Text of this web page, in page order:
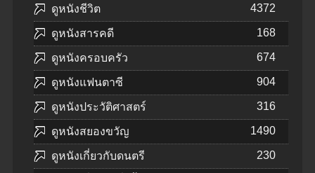
ดูหนังชีวิต 4372
ดูหนังสารคดี 168
ดูหนังครอบครัว 674
ดูหนังแฟนตาซี 904
ดูหนังประวัติศาสตร์ 316
ดูหนังสยองขวัญ 1490
ดูหนังเกี่ยวกับดนตรี 230